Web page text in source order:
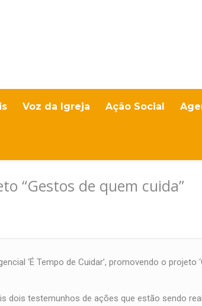
Voz da Igreja Ação Social
“Gestos de quem cuida”
‘É Tempo de Cuidar’, promovendo o projeto
dois testemunhos de ações que estão sendo